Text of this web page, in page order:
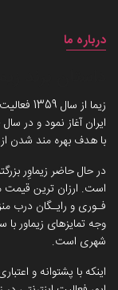
درباره ما
زیما از
با هدف بهره مند شدن
در حال حاضر زیماوِر
است. ارزان ترین قیمت
وجه تمایزهای زیماور
شهری است.